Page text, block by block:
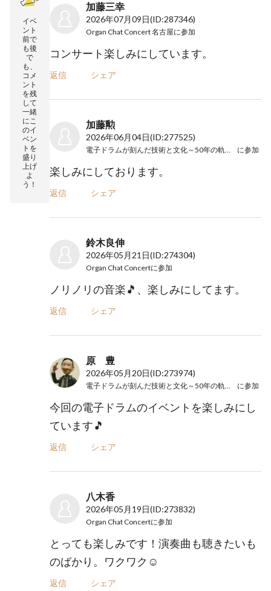
イベ
ント
前で
も後
で
も、
コメ
ント
を残
して
一緒
にこ
のイ
ベン
トを
盛り
上げ
よ
う！
加藤三幸
2026年07月09日(ID:287346)
Organ Chat Concert 名古屋に参加
コンサート楽しみにしています。
返信 シェア
加藤勲
2026年06月04日(ID:277525)
に参加
楽しみにしております。
返信 シェア
鈴木良伸
2026年05月21日(ID:274304)
Organ Chat Concertに参加
ノリノリの音楽🎵、楽しみにしてます。
返信 シェア
原 豊
2026年05月20日(ID:273974)
に参加
今回の電子ドラムのイベントを楽しみにし
ています🎵
返信 シェア
八木香
2026年05月19日(ID:273832)
Organ Chat Concertに参加
とっても楽しみです！演奏曲も聴きたいも
のばかり。ワクワク☺️
返信 シェア